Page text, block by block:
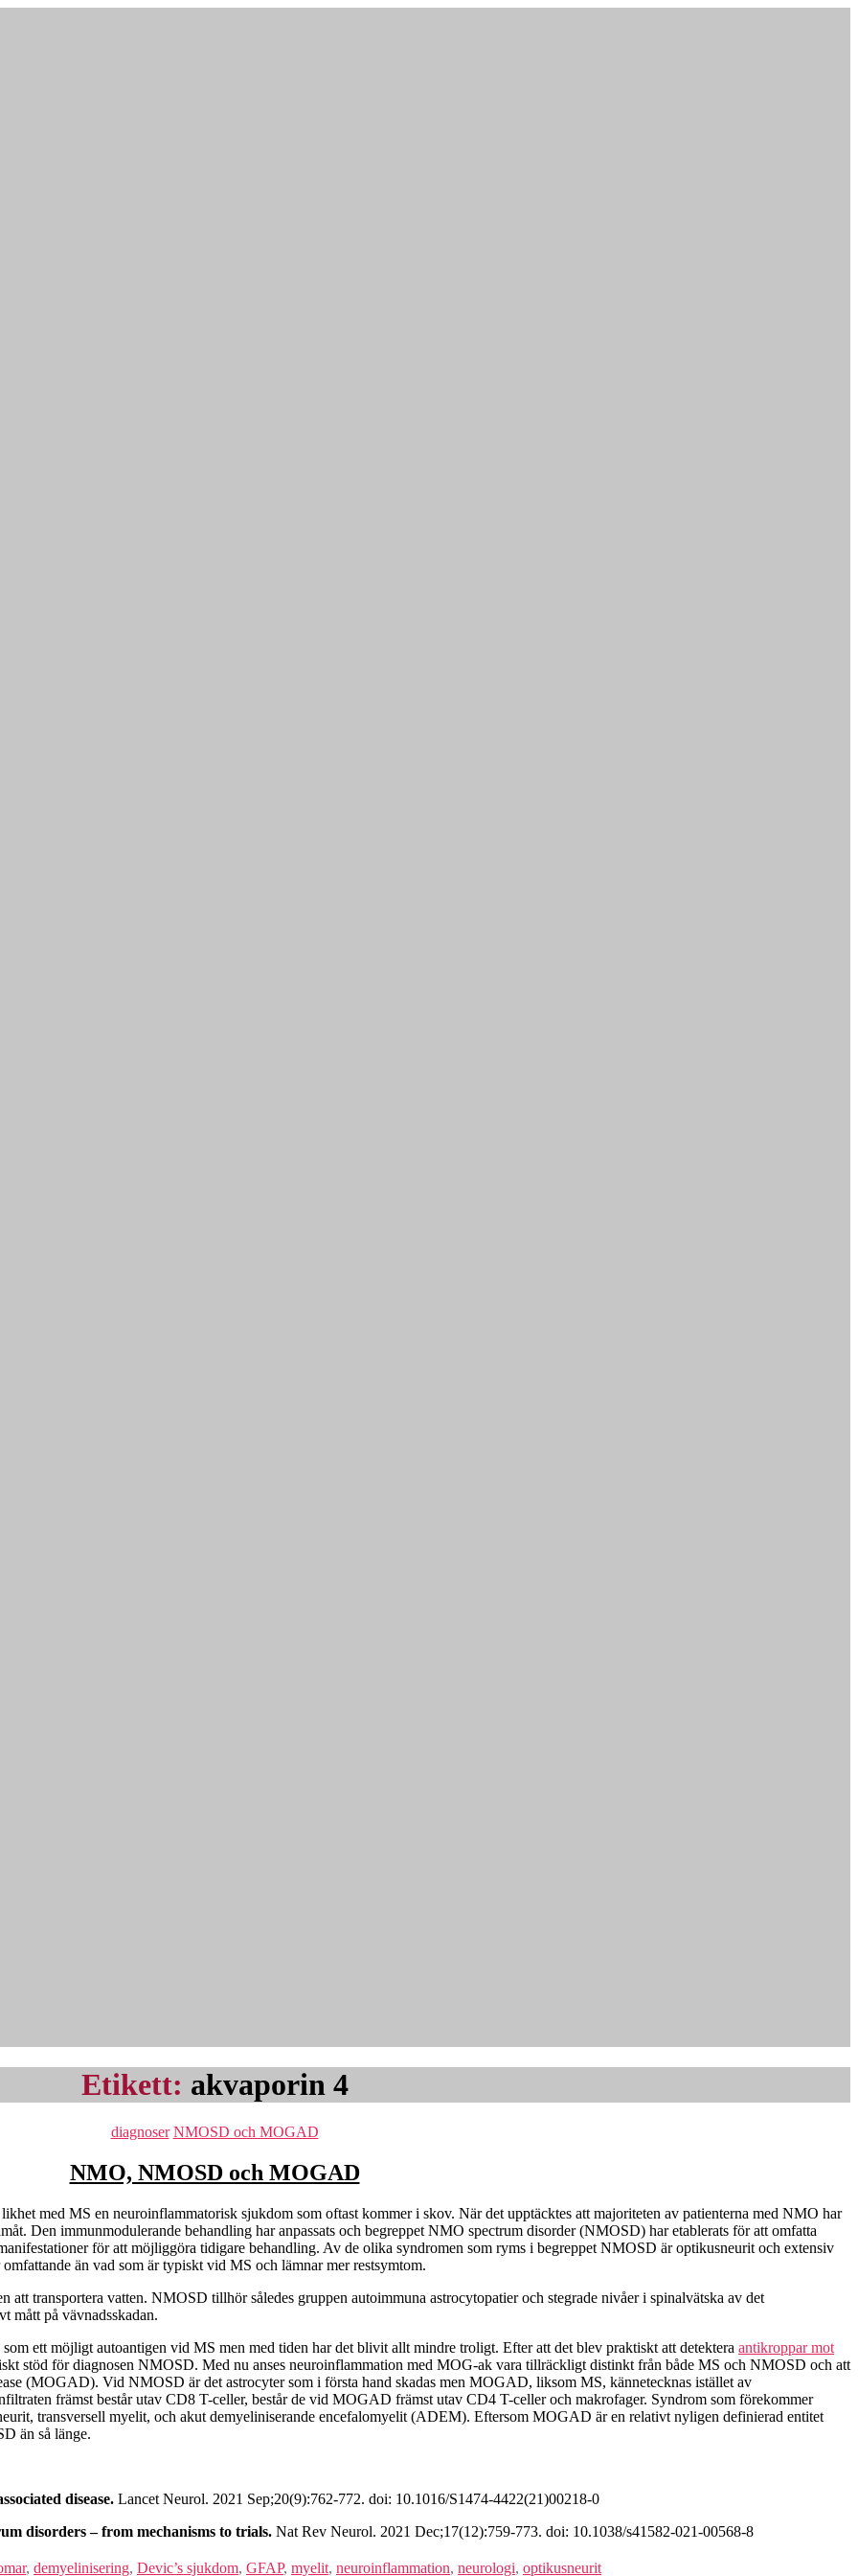
Etikett: akvaporin 4
Kategorier
diagnoser NMOSD och MOGAD
NMO, NMOSD och MOGAD
med MS en neuroinflammatorisk sjukdom som oftast kommer i skov. När det upptäcktes att majoriteten av patienterna med NMO har
Den immunmodulerande behandling har anpassats och begreppet NMO spectrum disorder (NMOSD) har etablerats för att omfatta
för att möjliggöra tidigare behandling. Av de olika syndromen som ryms i begreppet NMOSD är optikusneurit och extensiv
än vad som är typiskt vid MS och lämnar mer restsymtom.
transportera vatten. NMOSD tillhör således gruppen autoimmuna astrocytopatier och stegrade nivåer i spinalvätska av det
mått på vävnadsskadan.
ett möjligt autoantigen vid MS men med tiden har det blivit allt mindre troligt. Efter att det blev praktiskt att detektera antikroppar mot
stöd för diagnosen NMOSD. Med nu anses neuroinflammation med MOG-ak vara tillräckligt distinkt från både MS och NMOSD och att
(MOGAD). Vid NMOSD är det astrocyter som i första hand skadas men MOGAD, liksom MS, kännetecknas istället av
främst består utav CD8 T-celler, består de vid MOGAD främst utav CD4 T-celler och makrofager. Syndrom som förekommer
transversell myelit, och akut demyeliniserande encefalomyelit (ADEM). Eftersom MOGAD är en relativt nyligen definierad entitet
än så länge.
disease. Lancet Neurol. 2021 Sep;20(9):762-772. doi: 10.1016/S1474-4422(21)00218-0
disorders – from mechanisms to trials. Nat Rev Neurol. 2021 Dec;17(12):759-773. doi: 10.1038/s41582-021-00568-8
, demyelinisering, Devic’s sjukdom, GFAP, myelit, neuroinflammation, neurologi, optikusneurit